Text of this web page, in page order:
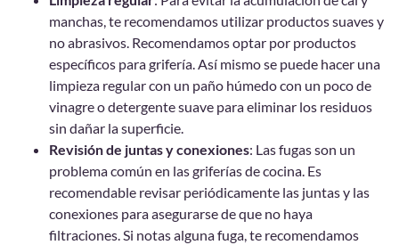
manchas, te recomendamos utilizar productos suaves y
no abrasivos. Recomendamos optar por productos
específicos para grifería. Así mismo se puede hacer una
limpieza regular con un paño húmedo con un poco de
vinagre o detergente suave para eliminar los residuos
sin dañar la superficie.
Revisión de juntas y conexiones: Las fugas son un
problema común en las griferías de cocina. Es
recomendable revisar periódicamente las juntas y las
conexiones para asegurarse de que no haya
filtraciones. Si notas alguna fuga, te recomendamos